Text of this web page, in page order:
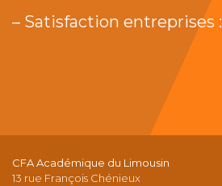
– Satisfaction entreprises :
CFA Académique du Limousin
13 rue François Chénieux